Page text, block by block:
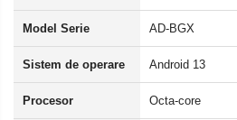
Model Serie AD-BGX
Sistem de operare Android 13
Procesor Octa-core